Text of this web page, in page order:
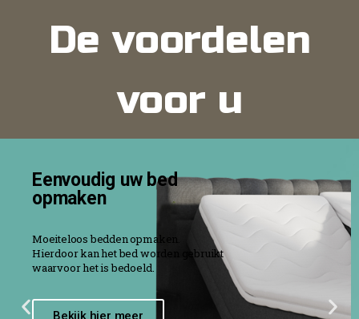
De voordelen
voor u
Eenvoudig uw bed
opmaken
Moeiteloos bedden opmaken.
Hierdoor kan het bed worden gebruikt
waarvoor het is bedoeld.
Bekijk hier meer